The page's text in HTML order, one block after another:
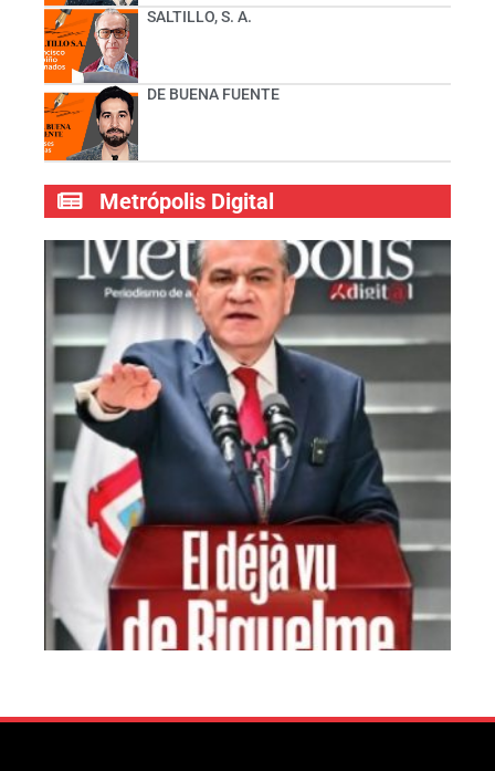
SALTILLO, S. A.
DE BUENA FUENTE
Metrópolis Digital